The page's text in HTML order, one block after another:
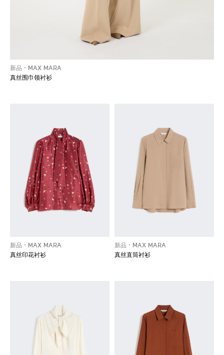
新品
MAX MARA
真丝围巾领衬衫
新品
MAX MARA
真丝印花衬衫
新品
MAX MARA
真丝直筒衬衫